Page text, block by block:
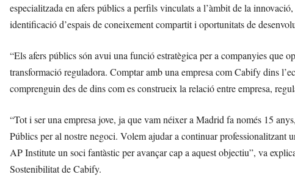
especialitzada en afers públics a perfils vinculats a l’àmbit de la
identificació d’espais de coneixement compartit i oportunitats de
“Els afers públics són avui una funció estratègica per a companyies que
transformació reguladora. Comptar amb una empresa com Cabify dins
comprenguin des de dins com es construeix la relació entre empresa,
“Tot i ser una empresa jove, ja que vam néixer a Madrid fa només 15
Públics per al nostre negoci. Volem ajudar a continuar professionalitzant
AP Institute un soci fantàstic per avançar cap a aquest objectiu”, va
Sostenibilitat de Cabify.